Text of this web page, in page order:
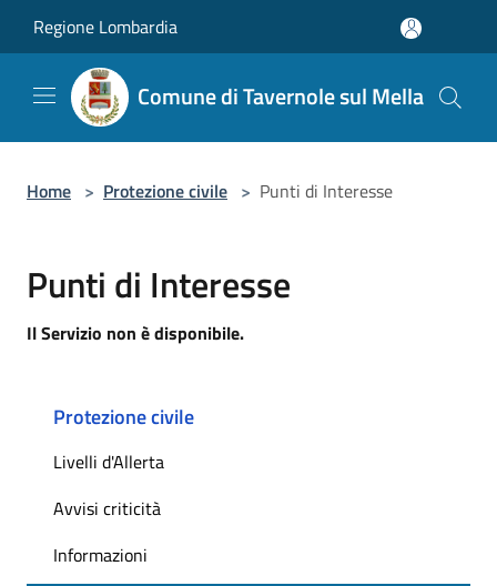
Regione Lombardia
Comune di Tavernole sul Mella
Home > Protezione civile > Punti di Interesse
Punti di Interesse
Il Servizio non è disponibile.
Protezione civile
Livelli d'Allerta
Avvisi criticità
Informazioni